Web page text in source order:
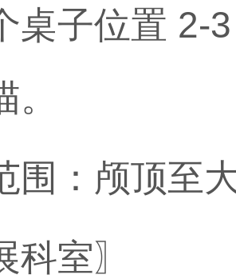
桌子位置
围：颅顶至
科室〗